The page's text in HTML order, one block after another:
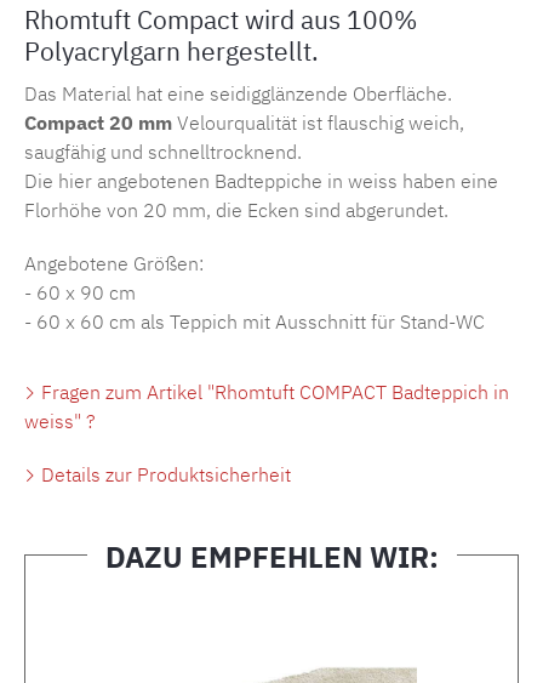
Rhomtuft Compact wird aus 100%
Polyacrylgarn hergestellt.
Das Material hat eine seidigglänzende Oberfläche.
Compact 20 mm Velourqualität ist flauschig weich,
saugfähig und schnelltrocknend.
Die hier angebotenen Badteppiche in weiss haben eine
Florhöhe von 20 mm, die Ecken sind abgerundet.
Angebotene Größen:
- 60 x 90 cm
- 60 x 60 cm als Teppich mit Ausschnitt für Stand-WC
Fragen zum Artikel "Rhomtuft COMPACT Badteppich in
weiss" ?
Details zur Produktsicherheit
DAZU EMPFEHLEN WIR: